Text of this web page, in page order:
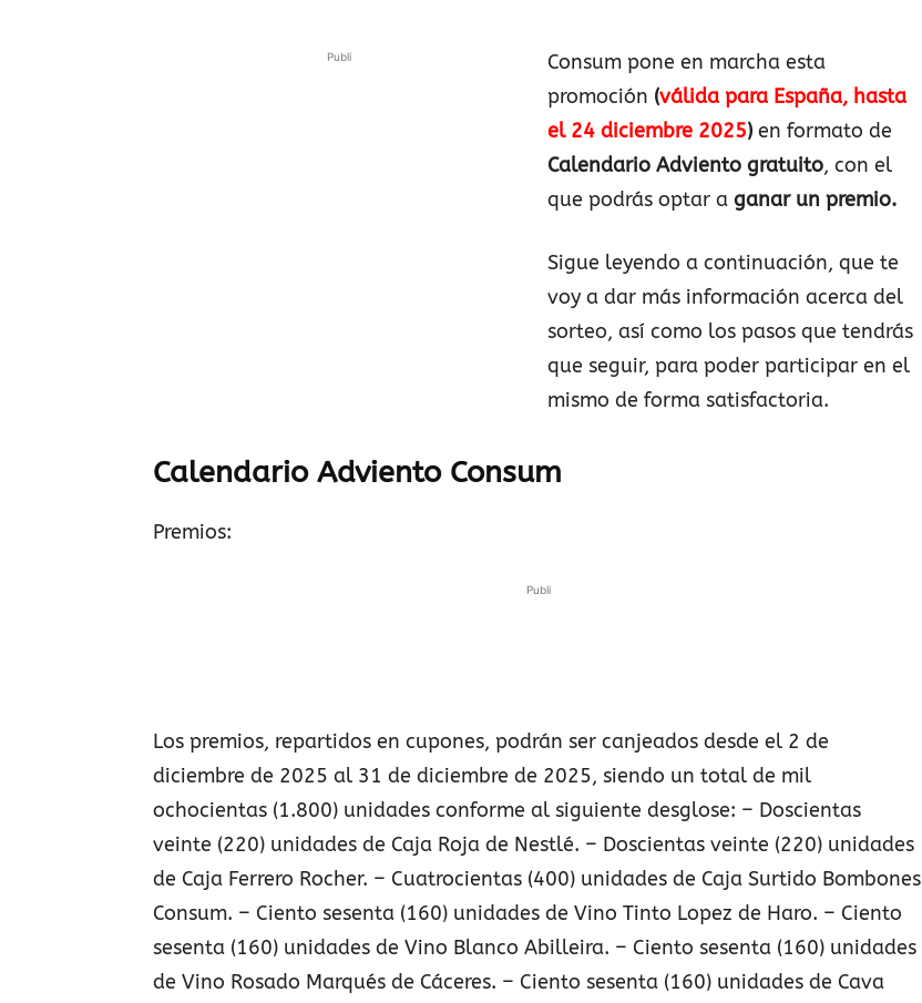
Baratuni
Publi
Consum pone en marcha esta
promoción (válida para España, hasta
el 24 diciembre 2025) en formato de
Calendario Adviento gratuito, con el
que podrás optar a ganar un premio.
Sigue leyendo a continuación, que te
voy a dar más información acerca del
sorteo, así como los pasos que tendrás
que seguir, para poder participar en el
mismo de forma satisfactoria.
Calendario Adviento Consum
Premios:
Publi
Los premios, repartidos en cupones, podrán ser canjeados desde el 2 de
diciembre de 2025 al 31 de diciembre de 2025, siendo un total de mil
ochocientas (1.800) unidades conforme al siguiente desglose: – Doscientas
veinte (220) unidades de Caja Roja de Nestlé. – Doscientas veinte (220) unidades
de Caja Ferrero Rocher. – Cuatrocientas (400) unidades de Caja Surtido Bombones
Consum. – Ciento sesenta (160) unidades de Vino Tinto Lopez de Haro. – Ciento
sesenta (160) unidades de Vino Blanco Abilleira. – Ciento sesenta (160) unidades
de Vino Rosado Marqués de Cáceres. – Ciento sesenta (160) unidades de Cava